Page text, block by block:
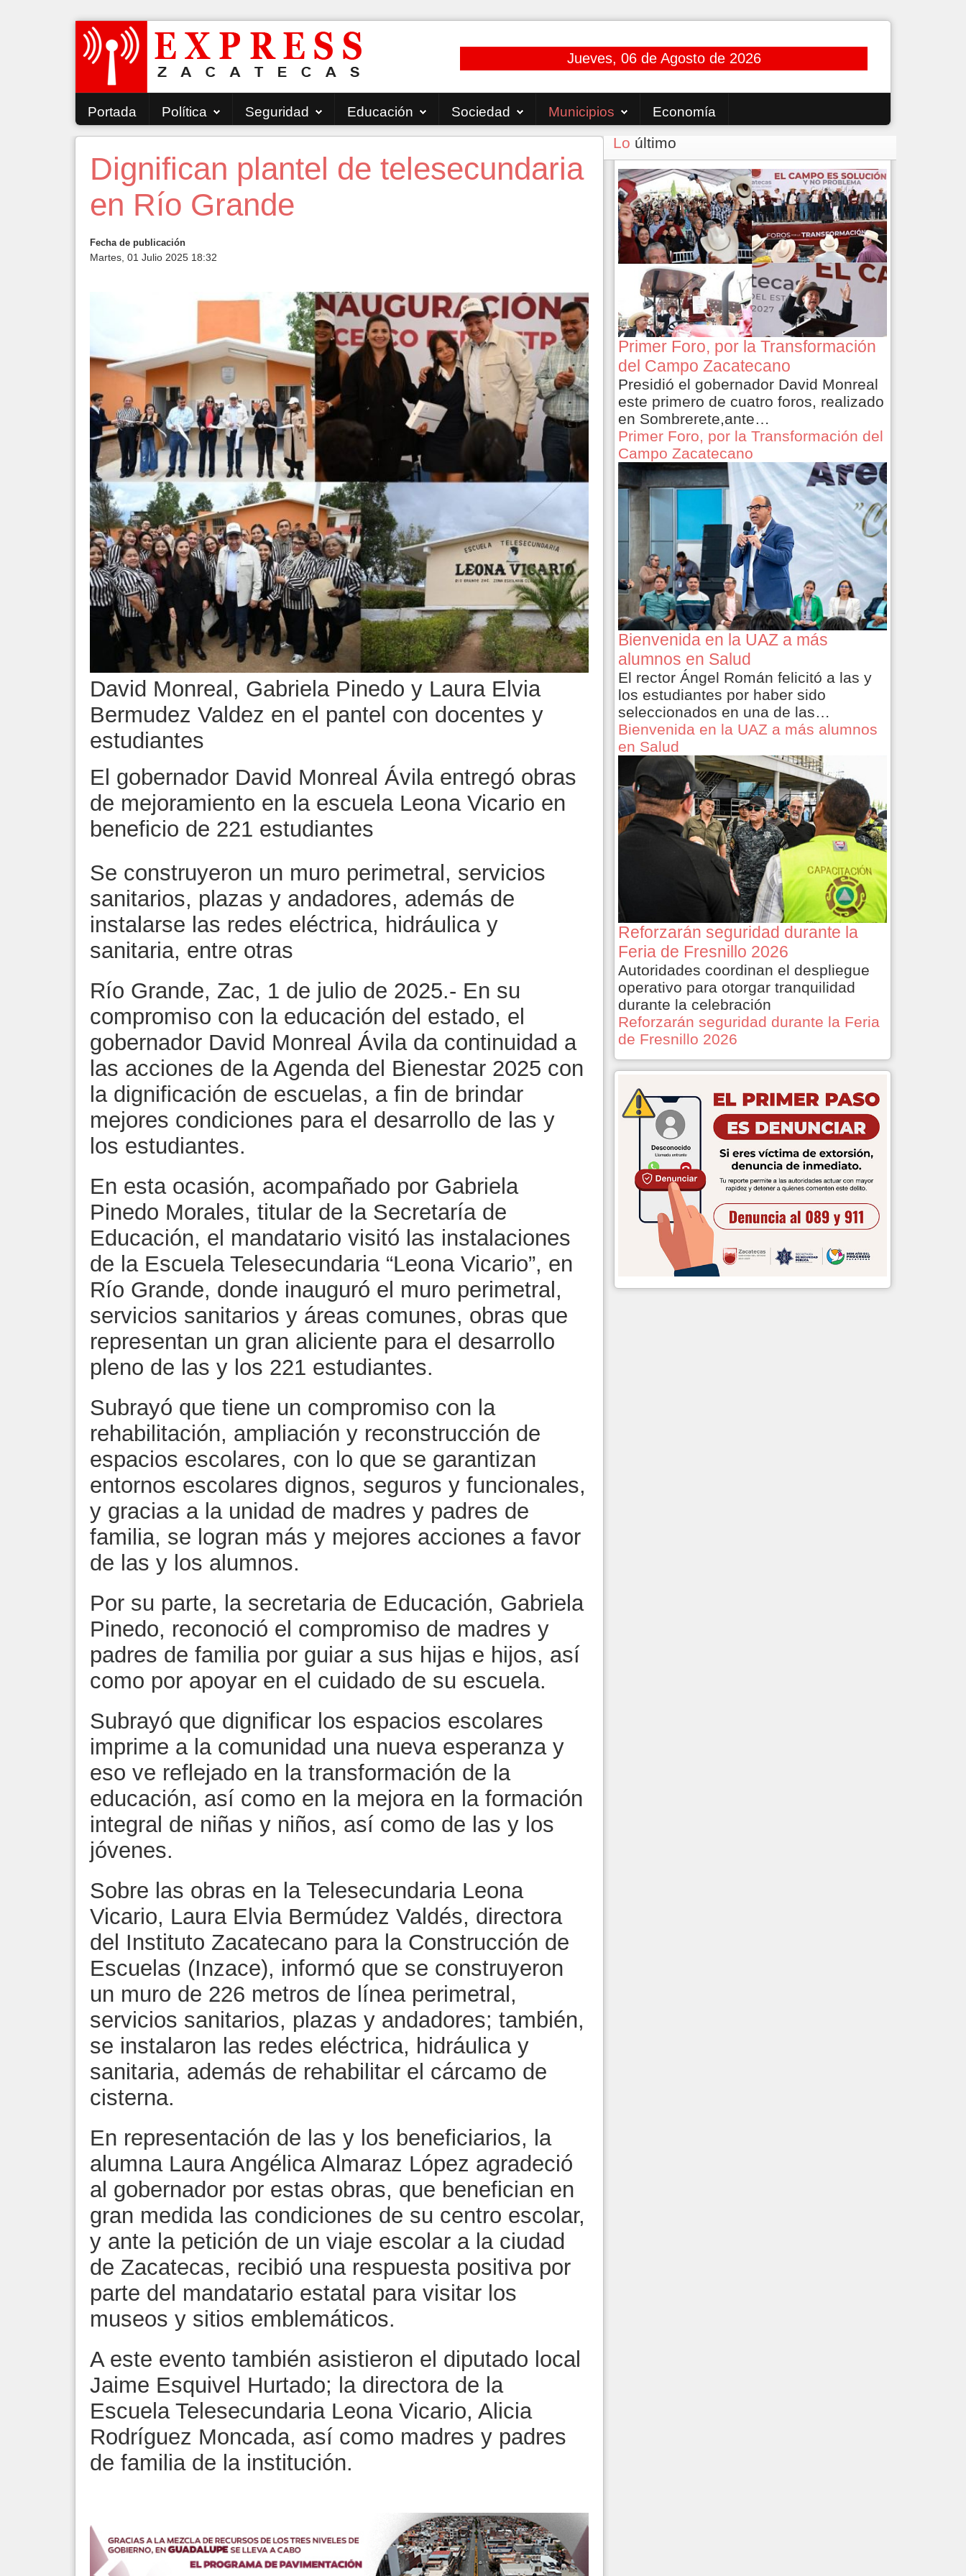
Jueves, 06 de Agosto de 2026
Portada Política Seguridad Educación Sociedad Municipios Economía
Dignifican plantel de telesecundaria
en Río Grande
Fecha de publicación
Martes, 01 Julio 2025 18:32
David Monreal, Gabriela Pinedo y Laura Elvia
Bermudez Valdez en el pantel con docentes y
estudiantes
El gobernador David Monreal Ávila entregó obras
de mejoramiento en la escuela Leona Vicario en
beneficio de 221 estudiantes
Se construyeron un muro perimetral, servicios
sanitarios, plazas y andadores, además de
instalarse las redes eléctrica, hidráulica y
sanitaria, entre otras
Río Grande, Zac, 1 de julio de 2025.- En su
compromiso con la educación del estado, el
gobernador David Monreal Ávila da continuidad a
las acciones de la Agenda del Bienestar 2025 con
la dignificación de escuelas, a fin de brindar
mejores condiciones para el desarrollo de las y
los estudiantes.
En esta ocasión, acompañado por Gabriela
Pinedo Morales, titular de la Secretaría de
Educación, el mandatario visitó las instalaciones
de la Escuela Telesecundaria “Leona Vicario”, en
Río Grande, donde inauguró el muro perimetral,
servicios sanitarios y áreas comunes, obras que
representan un gran aliciente para el desarrollo
pleno de las y los 221 estudiantes.
Subrayó que tiene un compromiso con la
rehabilitación, ampliación y reconstrucción de
espacios escolares, con lo que se garantizan
entornos escolares dignos, seguros y funcionales,
y gracias a la unidad de madres y padres de
familia, se logran más y mejores acciones a favor
de las y los alumnos.
Por su parte, la secretaria de Educación, Gabriela
Pinedo, reconoció el compromiso de madres y
padres de familia por guiar a sus hijas e hijos, así
como por apoyar en el cuidado de su escuela.
Subrayó que dignificar los espacios escolares
imprime a la comunidad una nueva esperanza y
eso ve reflejado en la transformación de la
educación, así como en la mejora en la formación
integral de niñas y niños, así como de las y los
jóvenes.
Sobre las obras en la Telesecundaria Leona
Vicario, Laura Elvia Bermúdez Valdés, directora
del Instituto Zacatecano para la Construcción de
Escuelas (Inzace), informó que se construyeron
un muro de 226 metros de línea perimetral,
servicios sanitarios, plazas y andadores; también,
se instalaron las redes eléctrica, hidráulica y
sanitaria, además de rehabilitar el cárcamo de
cisterna.
En representación de las y los beneficiarios, la
alumna Laura Angélica Almaraz López agradeció
al gobernador por estas obras, que benefician en
gran medida las condiciones de su centro escolar,
y ante la petición de un viaje escolar a la ciudad
de Zacatecas, recibió una respuesta positiva por
parte del mandatario estatal para visitar los
museos y sitios emblemáticos.
A este evento también asistieron el diputado local
Jaime Esquivel Hurtado; la directora de la
Escuela Telesecundaria Leona Vicario, Alicia
Rodríguez Moncada, así como madres y padres
de familia de la institución.
Lo último
Primer Foro, por la Transformación
del Campo Zacatecano
Presidió el gobernador David Monreal
este primero de cuatro foros, realizado
en Sombrerete,ante…
Primer Foro, por la Transformación del
Campo Zacatecano
Bienvenida en la UAZ a más
alumnos en Salud
El rector Ángel Román felicitó a las y
los estudiantes por haber sido
seleccionados en una de las…
Bienvenida en la UAZ a más alumnos
en Salud
Reforzarán seguridad durante la
Feria de Fresnillo 2026
Autoridades coordinan el despliegue
operativo para otorgar tranquilidad
durante la celebración
Reforzarán seguridad durante la Feria
de Fresnillo 2026